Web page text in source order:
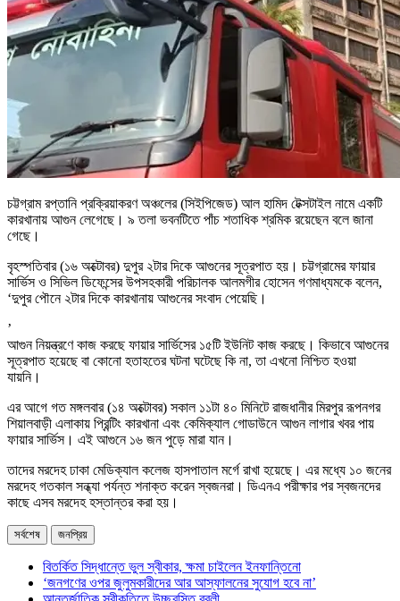
চট্টগ্রাম রপ্তানি প্রক্রিয়াকরণ অঞ্চলের (সিইপিজেড) আল হামিদ টেক্সটাইল নামে একটি
কারখানায় আগুন লেগেছে। ৯ তলা ভবনটিতে পাঁচ শতাধিক শ্রমিক রয়েছেন বলে জানা
গেছে।
বৃহস্পতিবার (১৬ অক্টোবর) দুপুর ২টার দিকে আগুনের সূত্রপাত হয়। চট্টগ্রামের ফায়ার
সার্ভিস ও সিভিল ডিফেন্সের উপসহকারী পরিচালক আলমগীর হোসেন গণমাধ্যমকে বলেন,
‘দুপুর পৌনে ২টার দিকে কারখানায় আগুনের সংবাদ পেয়েছি।
’
আগুন নিয়ন্ত্রণে কাজ করছে ফায়ার সার্ভিসের ১৫টি ইউনিট কাজ করছে। কিভাবে আগুনের
সূত্রপাত হয়েছে বা কোনো হতাহতের ঘটনা ঘটেছে কি না, তা এখনো নিশ্চিত হওয়া
যায়নি।
এর আগে গত মঙ্গলবার (১৪ অক্টোবর) সকাল ১১টা ৪০ মিনিটে রাজধানীর মিরপুর রূপনগর
শিয়ালবাড়ী এলাকায় প্রিন্টিং কারখানা এবং কেমিক্যাল গোডাউনে আগুন লাগার খবর পায়
ফায়ার সার্ভিস। এই আগুনে ১৬ জন পুড়ে মারা যান।
তাদের মরদেহ ঢাকা মেডিক্যাল কলেজ হাসপাতাল মর্গে রাখা হয়েছে। এর মধ্যে ১০ জনের
মরদেহ গতকাল সন্ধ্যা পর্যন্ত শনাক্ত করেন স্বজনরা। ডিএনএ পরীক্ষার পর স্বজনদের
কাছে এসব মরদেহ হস্তান্তর করা হয়।
সর্বশেষ জনপ্রিয়
বিতর্কিত সিদ্ধান্তে ভুল স্বীকার, ক্ষমা চাইলেন ইনফান্তিনো
‘জনগণের ওপর জুলুমকারীদের আর আস্ফালনের সুযোগ হবে না’